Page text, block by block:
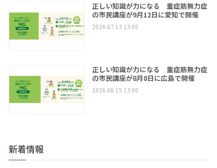
正しい知識が力になる 重症筋無力症
の市民講座が9月12日に愛知で開催
2026.07.13 13:00
正しい知識が力になる 重症筋無力症
の市民講座が8月8日に広島で開催
2026.06.15 13:00
新着情報